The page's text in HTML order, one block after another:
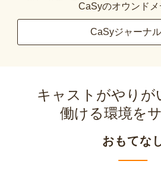
CaSyのオウンドメ
CaSyジャーナル
キャストがやりが
働ける環境を
おもてな